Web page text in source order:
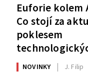
Euforie kolem
Co stojí za
poklesem
NOVINKY J. Filip